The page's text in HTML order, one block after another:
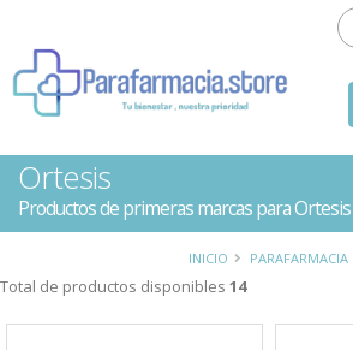
Ortesis
Productos de primeras marcas para Ortesis
INICIO PARAFARMACIA
Total de productos disponibles 14